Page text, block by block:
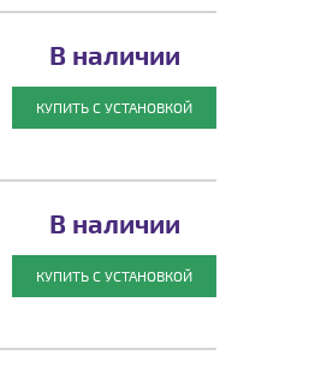
В наличии
КУПИТЬ С УСТАНОВКОЙ
В наличии
КУПИТЬ С УСТАНОВКОЙ